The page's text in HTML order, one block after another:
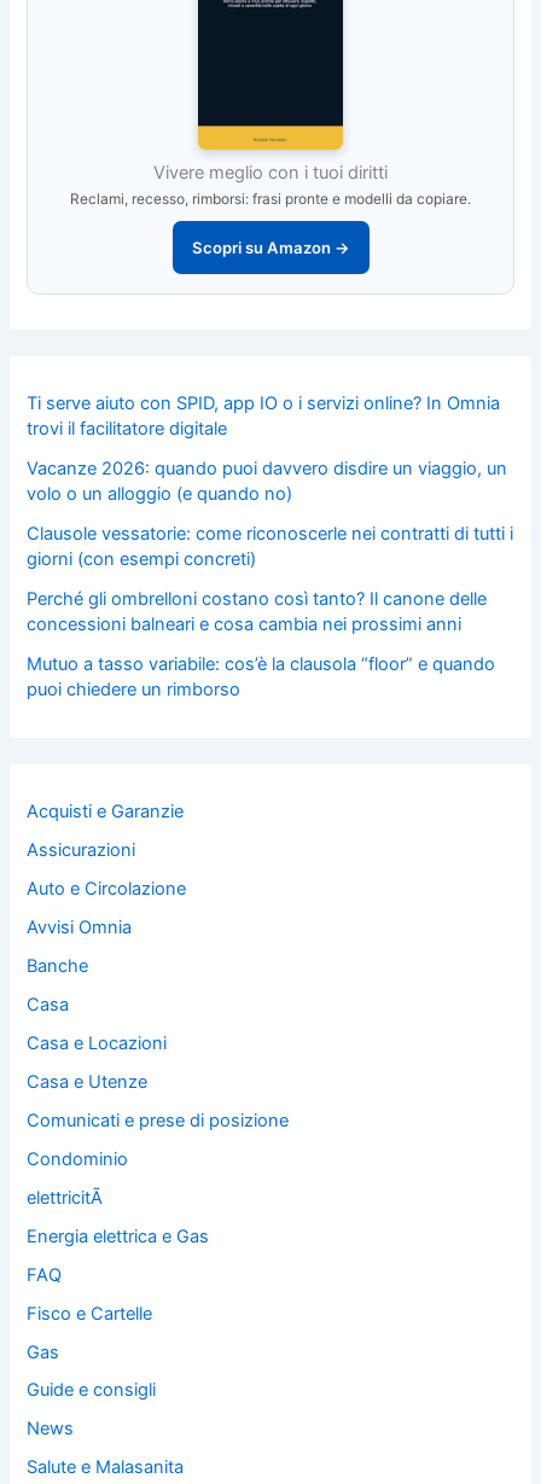
Vivere meglio con i tuoi diritti
Reclami, recesso, rimborsi: frasi pronte e modelli da copiare.
Scopri su Amazon →
Ti serve aiuto con SPID, app IO o i servizi online? In Omnia
trovi il facilitatore digitale
Vacanze 2026: quando puoi davvero disdire un viaggio, un
volo o un alloggio (e quando no)
Clausole vessatorie: come riconoscerle nei contratti di tutti i
giorni (con esempi concreti)
Perché gli ombrelloni costano così tanto? Il canone delle
concessioni balneari e cosa cambia nei prossimi anni
Mutuo a tasso variabile: cos’è la clausola “floor” e quando
puoi chiedere un rimborso
Acquisti e Garanzie
Assicurazioni
Auto e Circolazione
Avvisi Omnia
Banche
Casa
Casa e Locazioni
Casa e Utenze
Comunicati e prese di posizione
Condominio
elettricitÃ
Energia elettrica e Gas
FAQ
Fisco e Cartelle
Gas
Guide e consigli
News
Salute e Malasanita